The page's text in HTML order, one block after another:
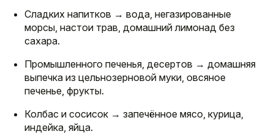
Сладких напитков → вода, негазированные
морсы, настои трав, домашний лимонад без
сахара.
Промышленного печенья, десертов → домашняя
выпечка из цельнозерновой муки, овсяное
печенье, фрукты.
Колбас и сосисок → запечённое мясо, курица,
индейка, яйца.